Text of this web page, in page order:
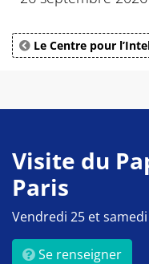
Le Centre pour
Visite du
Paris
Vendredi 25 et
Se renseigner